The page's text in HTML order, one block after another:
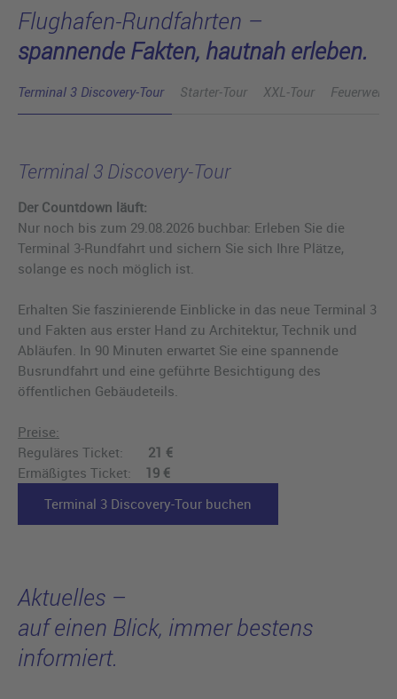
Flughafen-Rundfahrten –
spannende Fakten, hautnah erleben.
Terminal 3 Discovery-Tour Starter-Tour XXL-Tour Feuerwehr-
Terminal 3 Discovery-Tour
Der Countdown läuft:
Nur noch bis zum 29.08.2026 buchbar: Erleben Sie die
Terminal 3-Rundfahrt und sichern Sie sich Ihre Plätze,
solange es noch möglich ist.
Erhalten Sie faszinierende Einblicke in das neue Terminal 3
und Fakten aus erster Hand zu Architektur, Technik und
Abläufen. In 90 Minuten erwartet Sie eine spannende
Busrundfahrt und eine geführte Besichtigung des
öffentlichen Gebäudeteils.
Preise:
Reguläres Ticket: 21 €
Ermäßigtes Ticket: 19 €
Terminal 3 Discovery-Tour buchen
Aktuelles –
auf einen Blick, immer bestens
informiert.